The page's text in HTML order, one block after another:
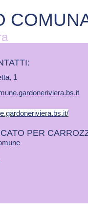
1
PER